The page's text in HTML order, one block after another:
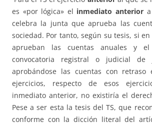
es «por lógica» el inmediato anterior
celebra la junta que aprueba las
sociedad. Por tanto, según su tesis, si
aprueban las cuentas anuales y
convocatoria registral o judicial
aprobándose las cuentas con retraso
ejercicios, respecto de esos
inmediato anterior, no existiría el
Pese a ser esta la tesis del TS, que
conforme con la dicción literal del